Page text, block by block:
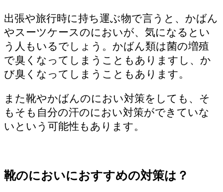
出張や旅行時に持ち運ぶ物で言うと、かばん
やスーツケースのにおいが、気になるとい
う人もいるでしょう。かばん類は菌の増殖
で臭くなってしまうこともありますし、か
び臭くなってしまうこともあります。
また靴やかばんのにおい対策をしても、そ
もそも自分の汗のにおい対策ができていな
いという可能性もあります。
靴のにおいにおすすめの対策は？